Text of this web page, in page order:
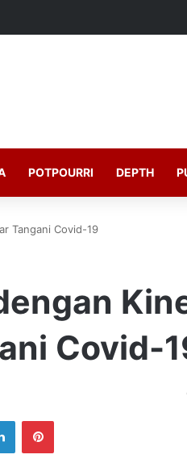
POTPOURRI DEPTH
Tangani Covid-19
Covid-
LinkedInPinterest